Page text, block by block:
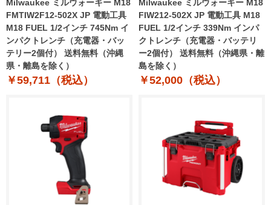
Milwaukee ミルウォーキー M18
FMTIW2F12-502X JP 電動工具
M18 FUEL 1/2インチ 745Nm イ
ンパクトレンチ（充電器・バッ
テリー2個付） 送料無料（沖縄
県・離島を除く）
￥59,711（税込）
Milwaukee ミルウォーキー M18
FIW212-502X JP 電動工具 M18
FUEL 1/2インチ 339Nm インパ
クトレンチ（充電器・バッテリ
ー2個付） 送料無料（沖縄県・離
島を除く）
￥52,000（税込）